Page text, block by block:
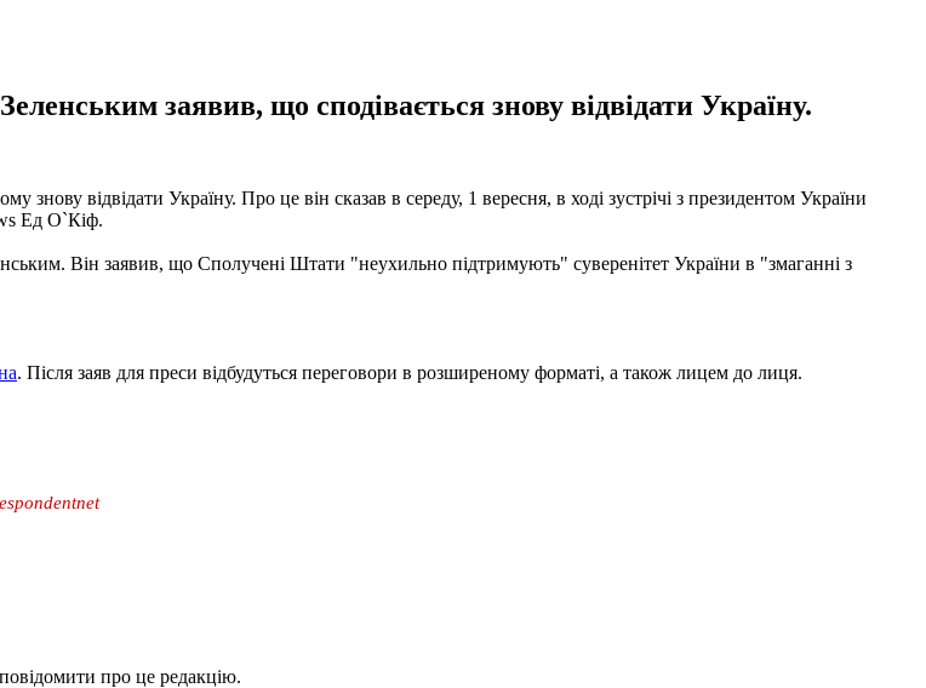
заявив, що сподівається знову відвідати Україну.
відвідати Україну. Про це він сказав в середу, 1 вересня, в ході зустрічі з президентом України
Ед О`Кіф.
Він заявив, що Сполучені Штати "неухильно підтримують" суверенітет України в "змаганні з
. Після заяв для преси відбудуться переговори в розширеному форматі, а також лицем до лиця.
про це редакцію.